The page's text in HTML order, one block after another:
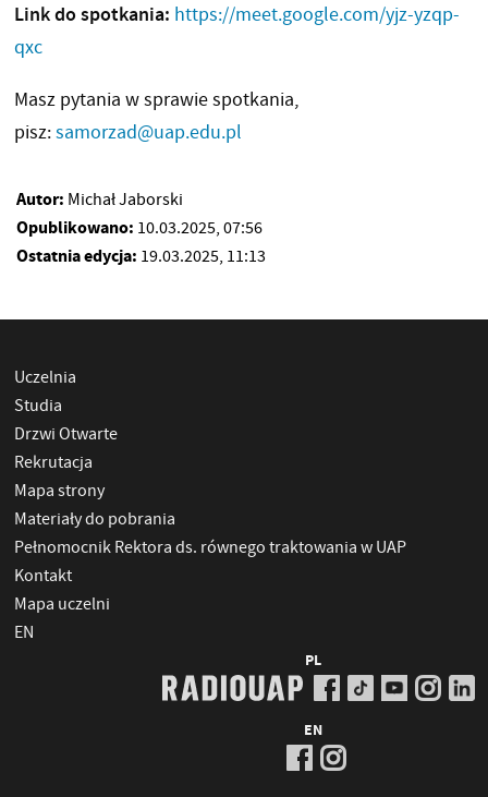
Link do spotkania: https://meet.google.com/yjz-yzqp-
qxc
Masz pytania w sprawie spotkania,
pisz:samorzad@uap.edu.pl
Autor: Michał Jaborski
Opublikowano: 10.03.2025, 07:56
Ostatnia edycja: 19.03.2025, 11:13
Uczelnia
Studia
Drzwi Otwarte
Rekrutacja
Mapa strony
Materiały do pobrania
Pełnomocnik Rektora ds. równego traktowania w UAP
Kontakt
Mapa uczelni
EN
PL
EN